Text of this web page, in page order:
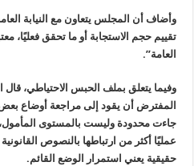
وأضاف أن المجلس يتعاون مع النيابة
تقييم حجم الاستجابة أو ما تحقق فعليًا،
العامة”.
وفيما يتعلق بملف الحبس الاحتياطي،
المفترض أن يقود إلى مراجعة أوضاع بعض
جاءت محدودة وليست بالمستوى المأمول،
عمليًا أكثر من ارتباطها بالنصوص
حقيقية يعني استمرار الوضع القائم.